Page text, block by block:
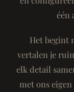
één
Het begint
vertalen je
elk detail
met ons